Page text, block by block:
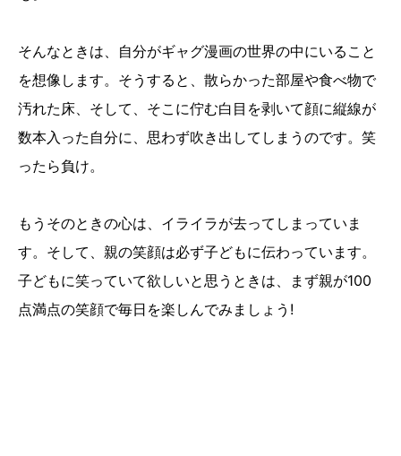
そんなときは、自分がギャグ漫画の世界の中にいること
を想像します。そうすると、散らかった部屋や食べ物で
汚れた床、そして、そこに佇む白目を剥いて顔に縦線が
数本入った自分に、思わず吹き出してしまうのです。笑
ったら負け。
もうそのときの心は、イライラが去ってしまっていま
す。そして、親の笑顔は必ず子どもに伝わっています。
子どもに笑っていて欲しいと思うときは、まず親が100
点満点の笑顔で毎日を楽しんでみましょう!